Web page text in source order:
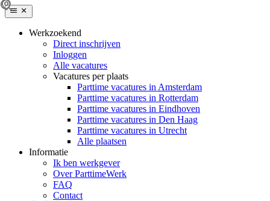
Werkzoekend
Direct inschrijven
Inloggen
Alle vacatures
Vacatures per plaats
Parttime vacatures in Amsterdam
Parttime vacatures in Rotterdam
Parttime vacatures in Eindhoven
Parttime vacatures in Den Haag
Parttime vacatures in Utrecht
Alle plaatsen
Informatie
Ik ben werkgever
Over ParttimeWerk
FAQ
Contact